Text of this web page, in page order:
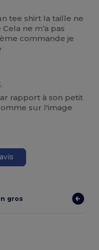
tee shirt la taille ne
ne m’a pas
commande je
rapport à son petit
sur l'image
gros